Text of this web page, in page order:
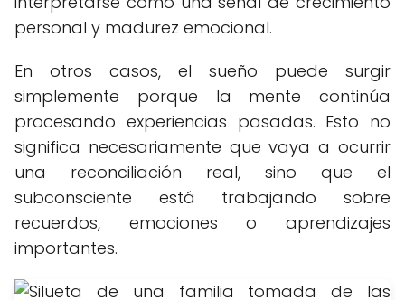
personal y madurez emocional.
En otros casos, el sueño puede surgir
simplemente porque la mente continúa
procesando experiencias pasadas. Esto no
significa necesariamente que vaya a ocurrir
una reconciliación real, sino que el
subconsciente está trabajando sobre
recuerdos, emociones o aprendizajes
importantes.